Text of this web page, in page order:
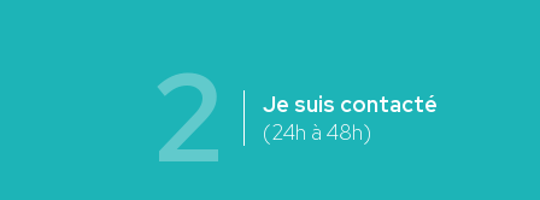
2
Je suis contacté
(24h à 48h)